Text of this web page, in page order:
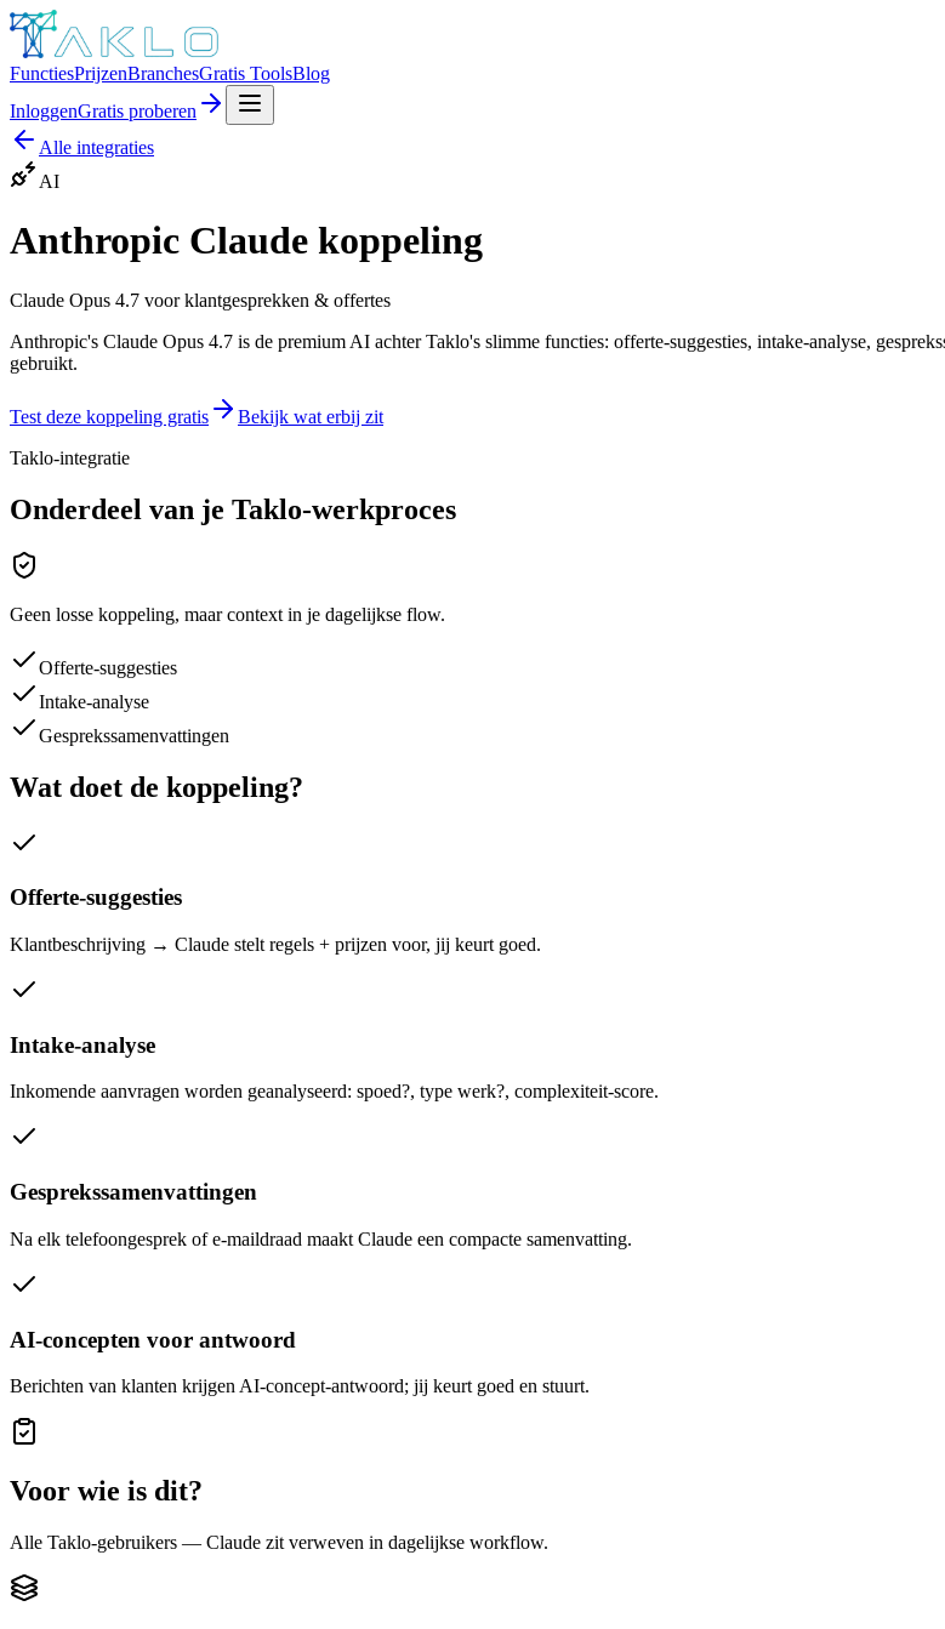
FunctiesPrijzenBranchesGratis ToolsBlog
InloggenGratis proberen
Alle integraties
AI
Anthropic Claude koppeling
Claude Opus 4.7 voor klantgesprekken & offertes
Anthropic's Claude Opus 4.7 is de premium AI achter Taklo's slimme functies: offerte-suggesties, intake-analyse,
gebruikt.
Test deze koppeling gratis
Bekijk wat erbij zit
Taklo-integratie
Onderdeel van je Taklo-werkproces
Geen losse koppeling, maar context in je dagelijkse flow.
Offerte-suggesties
Intake-analyse
Gesprekssamenvattingen
Wat doet de koppeling?
Offerte-suggesties
Klantbeschrijving → Claude stelt regels + prijzen voor, jij keurt goed.
Intake-analyse
Inkomende aanvragen worden geanalyseerd: spoed?, type werk?, complexiteit-score.
Gesprekssamenvattingen
Na elk telefoongesprek of e-maildraad maakt Claude een compacte samenvatting.
AI-concepten voor antwoord
Berichten van klanten krijgen AI-concept-antwoord; jij keurt goed en stuurt.
Voor wie is dit?
Alle Taklo-gebruikers — Claude zit verweven in dagelijkse workflow.